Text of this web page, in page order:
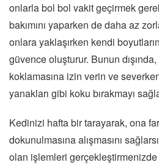
onlarla bol bol vakit geçirmek
bakımını yaparken de daha az
onlara yaklaşırken kendi
güvence oluşturur. Bunun
koklamasına izin verin ve
yanakları gibi koku bırakmayı
Kedinizi hafta bir tarayarak, ona
dokunulmasına alışmasını
olan işlemleri